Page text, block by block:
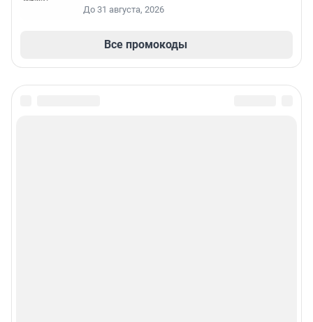
До 31 августа, 2026
Все промокоды